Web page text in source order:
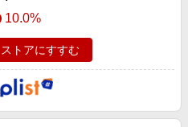
10.0%
ストアにすすむ